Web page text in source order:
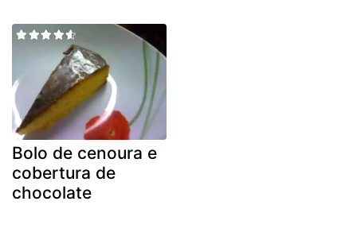
Bolo de cenoura e
cobertura de
chocolate